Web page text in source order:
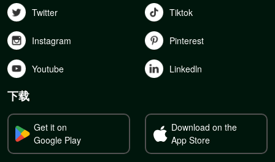
Twitter Tiktok
Instagram Pinterest
Youtube Linkedln
下载
Get it on
Google Play
Download on the
App Store